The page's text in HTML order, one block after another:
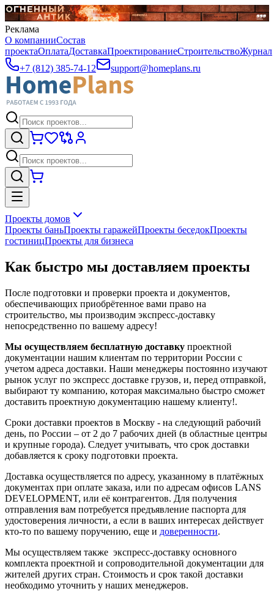
Реклама
О компанииСостав
проектаОплатаДоставкаПроектированиеСтроительствоЖурнал
+7 (812) 385-74-12
support@homeplans.ru
Проекты домов
Проекты баньПроекты гаражейПроекты беседокПроекты
гостиницПроекты для бизнеса
Как быстро мы доставляем проекты
После подготовки и проверки проекта и документов,
обеспечивающих приобрётенное вами право на
строительство, мы производим экспресс-доставку
непосредственно по вашему адресу!
Мы осуществляем бесплатную доставку проектной
документации нашим клиентам по территории России с
учетом адреса доставки. Наши менеджеры постоянно изучают
рынок услуг по экспресс доставке грузов, и, перед отправкой,
выбирают ту компанию, которая максимально быстро сможет
доставить проектную документацию нашему клиенту!.
Сроки доставки проектов в Москву - на следующий рабочий
день, по России – от 2 до 7 рабочих дней (в областные центры
и крупные города). Следует учитывать, что срок доставки
добавляется к сроку подготовки проекта.
Доставка осуществляется по адресу, указанному в платёжных
документах при оплате заказа, или по адресам офисов LANS
DEVELOPMENT, или её контрагентов. Для получения
отправления вам потребуется предъявление паспорта для
удостоверения личности, а если в ваших интересах действует
кто-то по вашему поручению, еще и доверенности.
Мы осуществляем также экспресс-доставку основного
комплекта проектной и сопроводительной документации для
жителей других стран. Стоимость и срок такой доставки
необходимо уточнить у наших менеджеров.